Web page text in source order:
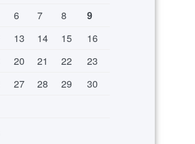
6 7 8
9
13 14 15
16
20 21 22
23
27 28 29
30